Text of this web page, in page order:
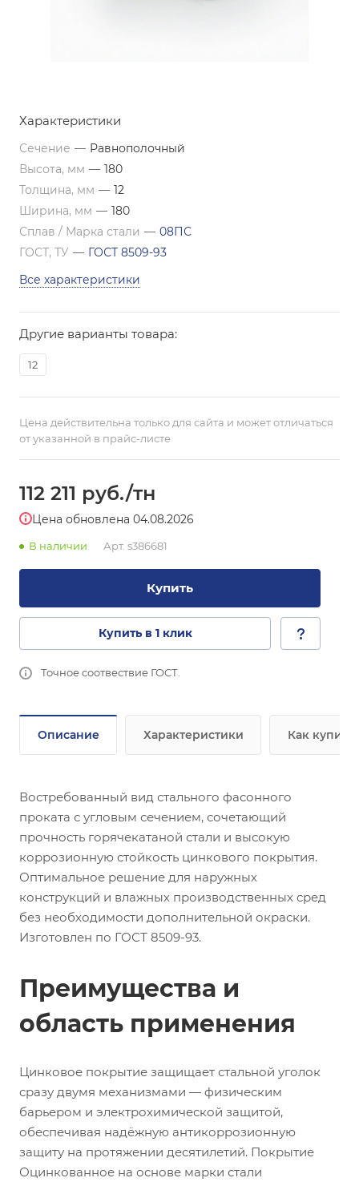
Характеристики
Сечение — Равнополочный
Высота, мм — 180
Толщина, мм — 12
Ширина, мм — 180
Сплав / Марка стали — 08ПС
ГОСТ, ТУ — ГОСТ 8509-93
Все характеристики
Другие варианты товара:
12
Цена действительна только для сайта и может отличаться
от указанной в прайс-листе
112 211 руб./тн
Цена обновлена 04.08.2026
В наличии Арт. s386681
Купить
Купить в 1 клик
Точное соотвествие ГОСТ.
Описание Характеристики Как купить
Востребованный вид стального фасонного
проката с угловым сечением, сочетающий
прочность горячекатаной стали и высокую
коррозионную стойкость цинкового покрытия.
Оптимальное решение для наружных
конструкций и влажных производственных сред
без необходимости дополнительной окраски.
Изготовлен по ГОСТ 8509-93.
Преимущества и
область применения
Цинковое покрытие защищает стальной уголок
сразу двумя механизмами — физическим
барьером и электрохимической защитой,
обеспечивая надёжную антикоррозионную
защиту на протяжении десятилетий. Покрытие
Оцинкованное на основе марки стали